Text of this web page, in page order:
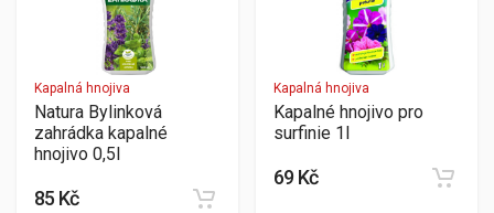
Kapalná hnojiva
Natura Bylinková
zahrádka kapalné
hnojivo 0,5l
85 Kč
Kapalná hnojiva
Kapalné hnojivo pro
surfinie 1l
69 Kč